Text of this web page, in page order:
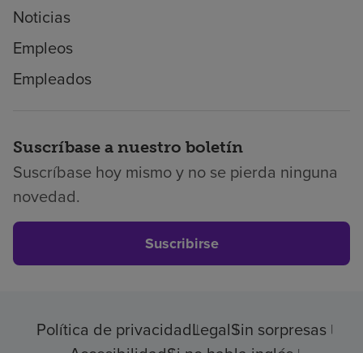
Noticias
Empleos
Empleados
Suscríbase a nuestro boletín
Suscríbase hoy mismo y no se pierda ninguna
novedad.
Suscribirse
Política de privacidadLegalSin sorpresas